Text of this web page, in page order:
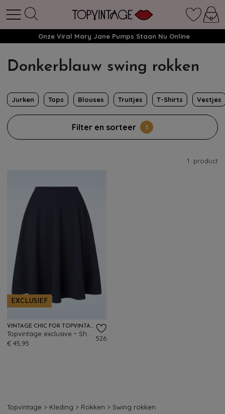
Onze Viral Mary Jane Pumps Staan Nu Online
Donkerblauw swing rokken
Jurken Tops Blouses Truitjes T-Shirts Vestjes
Filter en sorteer 1
1 product
EXCLUSIEF
VINTAGE CHIC FOR TOPVINTAGE
€ 45,95
526
Topvintage > Kleding > Rokken > Swing rokken